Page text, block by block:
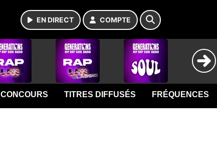
EN DIRECT COMPTE
CONCOURS TITRES DIFFUSÉS FRÉQUENCES